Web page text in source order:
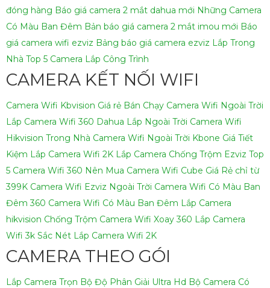
đóng hàng Báo giá camera 2 mắt dahua mới Những Camera
Có Màu Ban Đêm Bản báo giá camera 2 mắt imou mới Báo
giá camera wifi ezviz Bảng báo giá camera ezviz Lắp Trong
Nhà Top 5 Camera Lắp Công Trình
CAMERA KẾT NỐI WIFI
Camera Wifi Kbvision Giá rẻ Bán Chạy Camera Wifi Ngoài Trời
Lắp Camera Wifi 360 Dahua Lắp Ngoài Trời Camera Wifi
Hikvision Trong Nhà Camera Wifi Ngoài Trời Kbone Giá Tiết
Kiệm Lắp Camera Wifi 2K Lắp Camera Chống Trộm Ezviz Top
5 Camera Wifi 360 Nên Mua Camera Wifi Cube Giá Rẻ chỉ từ
399K Camera Wifi Ezviz Ngoài Trời Camera Wifi Có Màu Ban
Đêm 360 Camera Wifi Có Màu Ban Đêm Lắp Camera
hikvision Chống Trộm Camera Wifi Xoay 360 Lắp Camera
Wifi 3k Sắc Nét Lắp Camera Wifi 2K
CAMERA THEO GÓI
Lắp Camera Trọn Bộ Độ Phân Giải Ultra Hd Bộ Camera Có